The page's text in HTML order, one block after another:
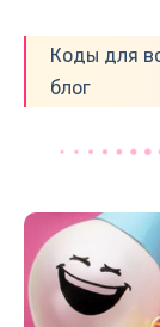
Коды для
блог